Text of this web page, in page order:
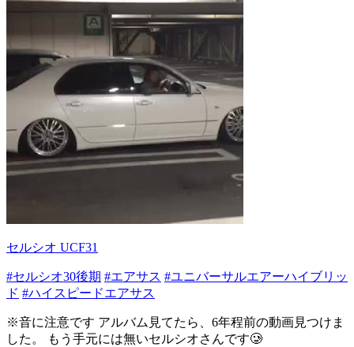
セルシオ UCF31
#セルシオ30後期 #エアサス #ユニバーサルエアーハイブリッ
ド #ハイスピードエアサス
※音に注意です アルバム見てたら、6年程前の動画見つけま
した。 もう手元には無いセルシオさんです🥲